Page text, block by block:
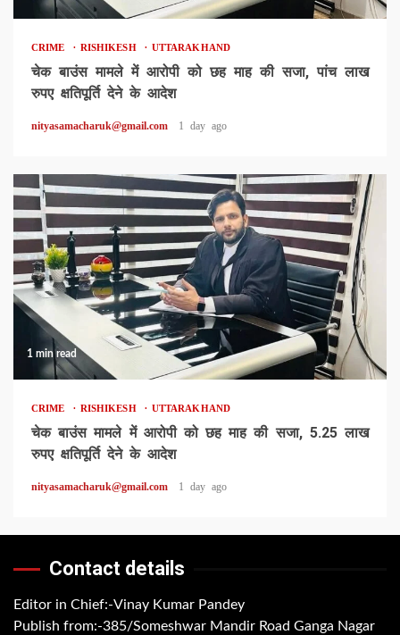
CRIME RISHIKESH UTTARAKHAND
चेक बाउंस मामले में आरोपी को छह माह की सजा, पांच लाख
रुपए क्षतिपूर्ति देने के आदेश
nityasamacharuk@gmail.com 1 day ago
1 min read
CRIME RISHIKESH UTTARAKHAND
चेक बाउंस मामले में आरोपी को छह माह की सजा, 5.25 लाख
रुपए क्षतिपूर्ति देने के आदेश
nityasamacharuk@gmail.com 1 day ago
Contact details
Editor in Chief:-Vinay Kumar Pandey
Publish from:-385/Someshwar Mandir Road Ganga Nagar